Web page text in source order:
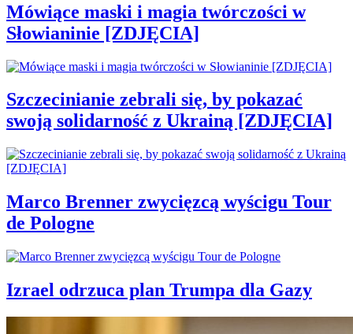
Mówiące maski i magia twórczości w
Słowianinie [ZDJĘCIA]
Szczecinianie zebrali się, by pokazać
swoją solidarność z Ukrainą [ZDJĘCIA]
Marco Brenner zwycięzcą wyścigu Tour
de Pologne
Izrael odrzuca plan Trumpa dla Gazy